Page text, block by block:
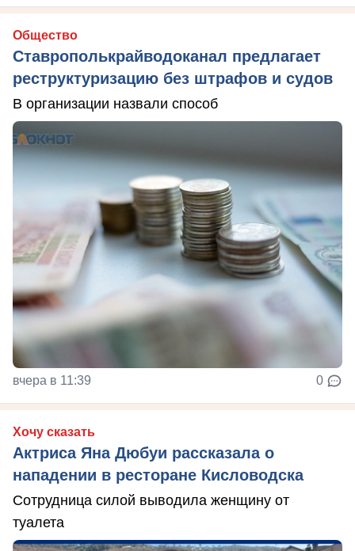
Общество
Ставрополькрайводоканал предлагает
реструктуризацию без штрафов и судов
В организации назвали способ
вчера в 11:39 0
Хочу сказать
Актриса Яна Дюбуи рассказала о
нападении в ресторане Кисловодска
Сотрудница силой выводила женщину от
туалета